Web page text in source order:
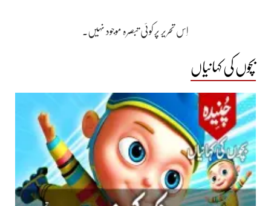
اِس تحریر پر کوئی تبصرہ موجود نہیں۔
بچوں کی کہانیاں